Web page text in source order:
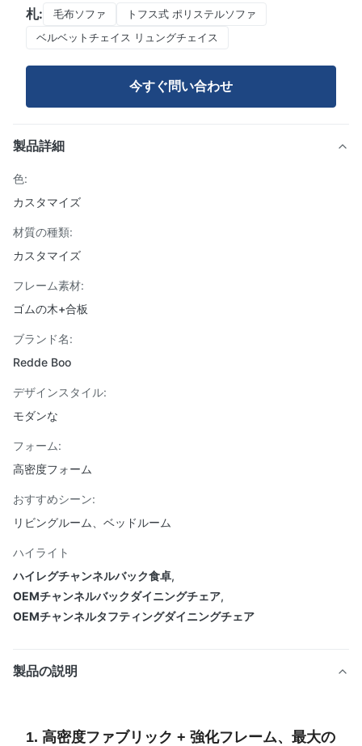
札: 毛布ソファ
トフス式 ポリステルソファ
ベルベットチェイス リュングチェイス
今すぐ問い合わせ
製品詳細
色:
カスタマイズ
材質の種類:
カスタマイズ
フレーム素材:
ゴムの木+合板
ブランド名:
Redde Boo
デザインスタイル:
モダンな
フォーム:
高密度フォーム
おすすめシーン:
リビングルーム、ベッドルーム
ハイライト
ハイレグチャンネルバック食卓,
OEMチャンネルバックダイニングチェア,
OEMチャンネルタフティングダイニングチェア
製品の説明
1. 高密度ファブリック + 強化フレーム、最大の